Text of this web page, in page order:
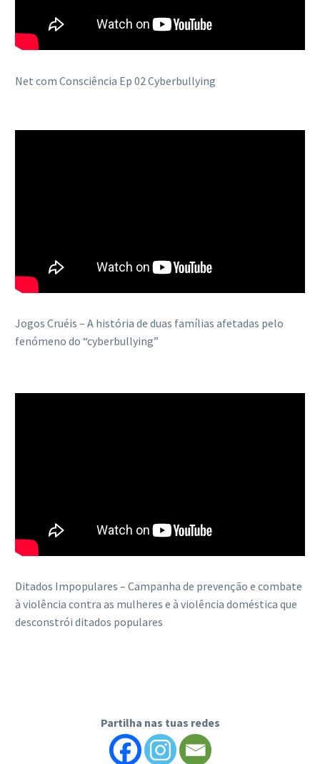
Net com Consciência Ep 02 Cyberbullying
Jogos Cruéis – A história de duas famílias afetadas pelo
fenómeno do “cyberbullying”
Ditados Impopulares – Campanha de prevenção e combate
à violência contra as mulheres e à violência doméstica que
desconstrói ditados populares
Partilha nas tuas redes